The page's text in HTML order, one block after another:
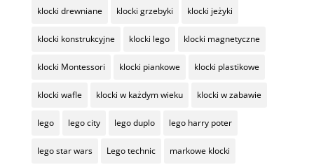
klocki drewniane klocki grzebyki klocki jeżyki
klocki konstrukcyjne klocki lego klocki magnetyczne
klocki Montessori klocki piankowe klocki plastikowe
klocki wafle klocki w każdym wieku klocki w zabawie
lego lego city lego duplo lego harry poter
lego star wars Lego technic markowe klocki